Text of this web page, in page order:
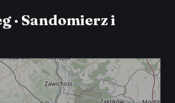
· Sandomierz i